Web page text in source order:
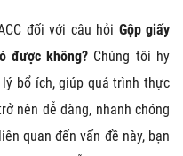
đối với câu hỏi Gộp giấy
được không? Chúng tôi hy
bổ ích, giúp quá trình thực
nên dễ dàng, nhanh chóng
quan đến vấn đề này, bạn